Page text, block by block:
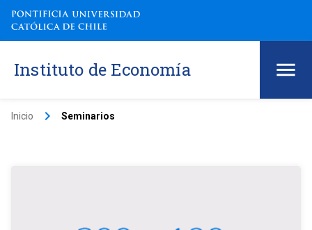
Instituto de Economía
Inicio keyboard_arrow_right Seminarios